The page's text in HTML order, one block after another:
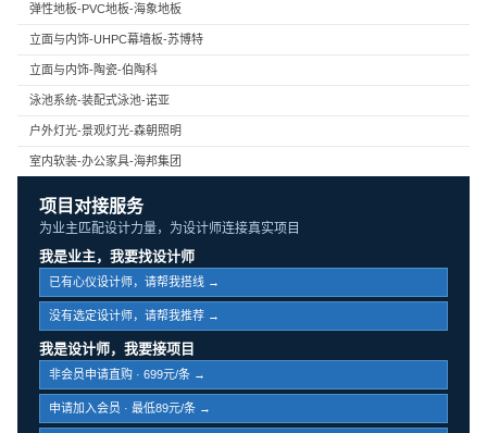
弹性地板-PVC地板-海象地板
立面与内饰-UHPC幕墙板-苏博特
立面与内饰-陶瓷-伯陶科
泳池系统-装配式泳池-诺亚
户外灯光-景观灯光-森朝照明
室内软装-办公家具-海邦集团
项目对接服务
为业主匹配设计力量，为设计师连接真实项目
我是业主，我要找设计师
已有心仪设计师，请帮我搭线 →
没有选定设计师，请帮我推荐 →
我是设计师，我要接项目
非会员申请直购 · 699元/条 →
申请加入会员 · 最低89元/条 →